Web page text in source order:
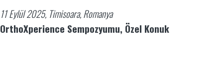
11 Eylül 2025, Timisoara, Romanya
OrthoXperience Sempozyumu, Özel Konuk